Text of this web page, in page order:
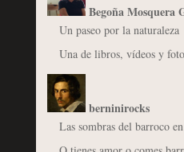
Begoña Mosquera
Un paseo por la naturaleza
Una de libros, vídeos y
berninirocks
Las sombras del barroco